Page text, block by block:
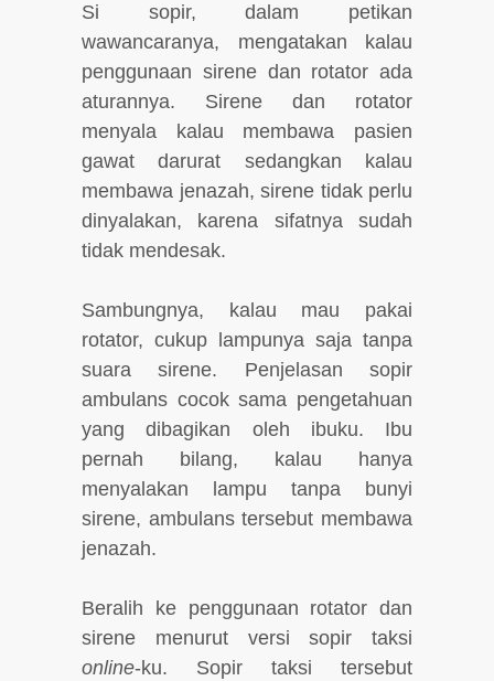
Si sopir, dalam petikan
wawancaranya, mengatakan kalau
penggunaan sirene dan rotator ada
aturannya. Sirene dan rotator
menyala kalau membawa pasien
gawat darurat sedangkan kalau
membawa jenazah, sirene tidak perlu
dinyalakan, karena sifatnya sudah
tidak mendesak.
Sambungnya, kalau mau pakai
rotator, cukup lampunya saja tanpa
suara sirene. Penjelasan sopir
ambulans cocok sama pengetahuan
yang dibagikan oleh ibuku. Ibu
pernah bilang, kalau hanya
menyalakan lampu tanpa bunyi
sirene, ambulans tersebut membawa
jenazah.
Beralih ke penggunaan rotator dan
sirene menurut versi sopir taksi
online-ku. Sopir taksi tersebut